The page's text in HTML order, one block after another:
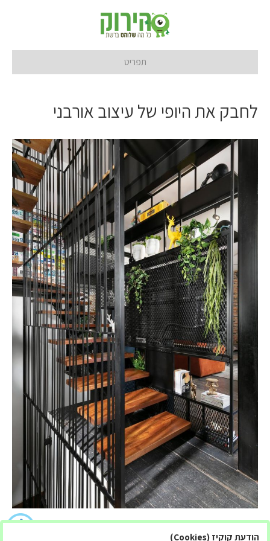
תפריט
לחבק את היופי של עיצוב אורבני
לחבק את היופי של עיצוב אורבני: איפה אסתטיקה פוגשת פונקציונליות
הודעת קוקיז (Cookies)